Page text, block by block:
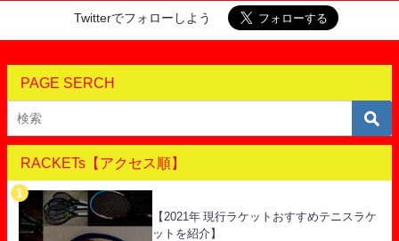
Twitterでフォローしよう
PAGE SERCH
RACKETs【アクセス順】
【2021年 現行ラケットおすすめテニスラケ
ットを紹介】